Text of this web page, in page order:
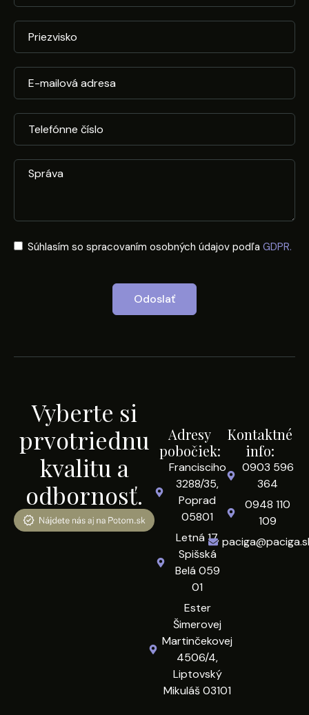
Súhlasím so spracovaním osobných údajov podľa GDPR.
Odoslať
Vyberte si
prvotriednu
kvalitu a
odbornosť.
Adresy
pobočiek:
Francisciho
3288/35,
Poprad
05801
Letná 17,
Spišská
Belá 059
01
Ester
Šimerovej
Martinčekovej
4506/4,
Liptovský
Mikuláš 03101
Kontaktné
info:
0903 596
364
0948 110
109